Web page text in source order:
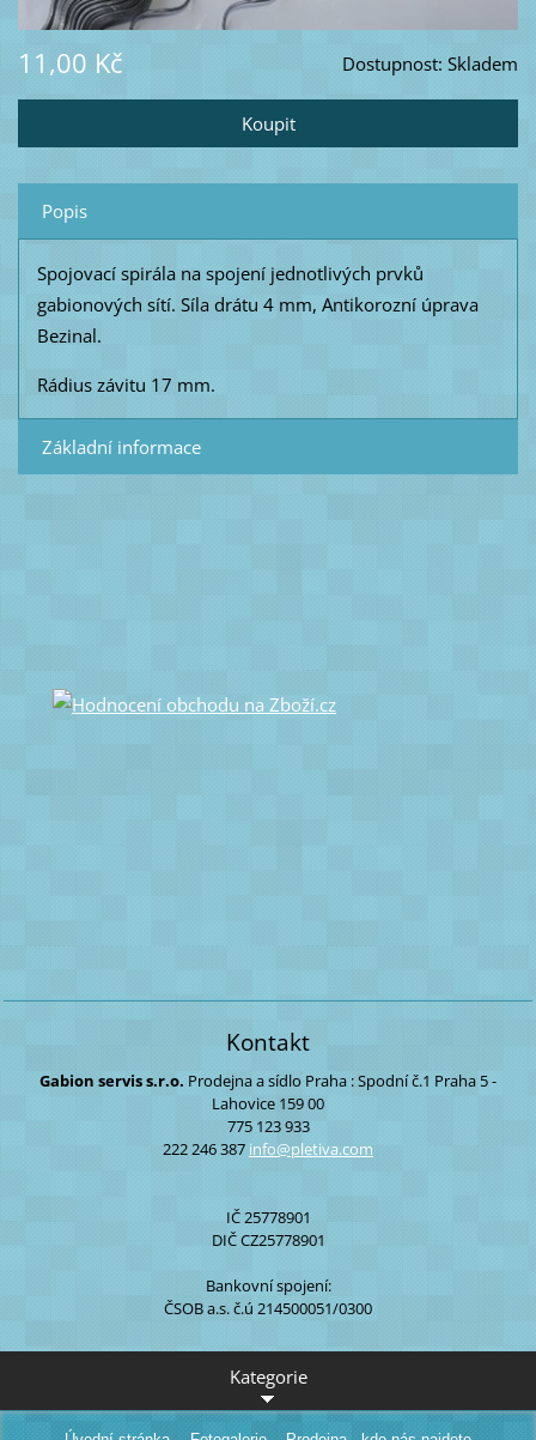
Dostupnost: Skladem
11,00 Kč
Popis
Spojovací spirála na spojení jednotlivých prvků
gabionových sítí. Síla drátu 4 mm, Antikorozní úprava
Bezinal.
Rádius závitu 17 mm.
Základní informace
Kontakt
Gabion servis s.r.o. Prodejna a sídlo Praha :Spodní č.1 Praha 5 -
Lahovice 159 00
775 123 933
222 246 387 info@pletiva.com
IČ 25778901
DIČ CZ25778901
Bankovní spojení:
ČSOB a.s. č.ú 214500051/0300
Kategorie